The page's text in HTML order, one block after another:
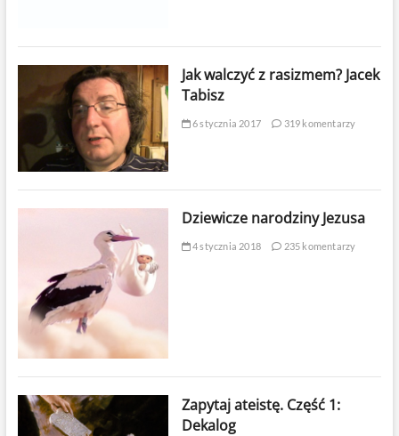
Jak walczyć z rasizmem? Jacek
Tabisz
6 stycznia 2017 319 komentarzy
Dziewicze narodziny Jezusa
4 stycznia 2018 235 komentarzy
Zapytaj ateistę. Część 1:
Dekalog